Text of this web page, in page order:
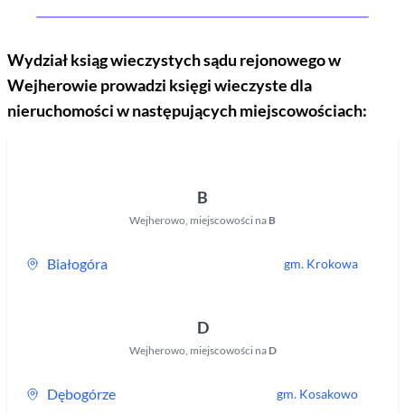
Wydział ksiąg wieczystych sądu rejonowegow
Wejherowie prowadzi księgi wieczyste dla
nieruchomości w następujących miejscowościach:
B
Wejherowo, miejscowości na B
Białogóra gm. Krokowa
D
Wejherowo, miejscowości na D
Dębogórze gm. Kosakowo